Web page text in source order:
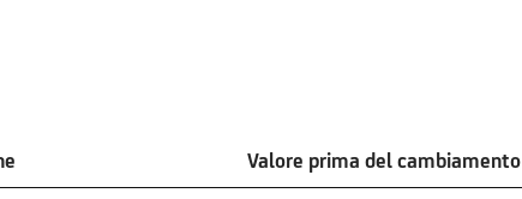
Valore prima del cambiamento